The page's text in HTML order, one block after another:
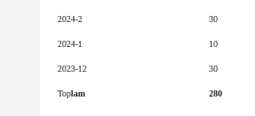
2024-2 30
2024-1 10
2023-12 30
Toplam 280